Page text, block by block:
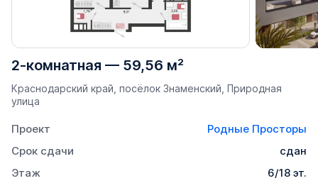
2-комнатная — 59,56 м²
Краснодарский край, посёлок Знаменский, Природная
улица
Проект
Родные Просторы
Срок сдачи
сдан
Этаж
6/18 эт.